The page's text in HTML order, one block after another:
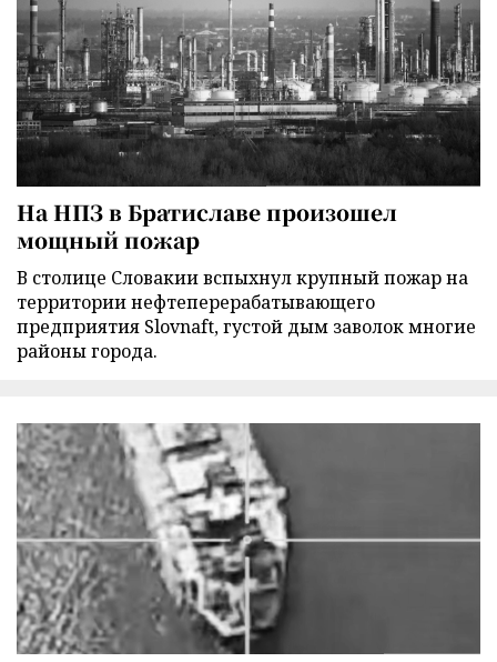
На НПЗ в Братиславе произошел
мощный пожар
В столице Словакии вспыхнул крупный пожар на
территории нефтеперерабатывающего
предприятия Slovnaft, густой дым заволок многие
районы города.